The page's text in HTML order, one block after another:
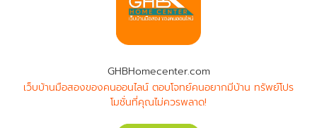
GHBHomecenter.com
เว็บบ้านมือสองของคนออนไลน์ ตอบโจทย์คนอยากมีบ้าน ทรัพย์โปร
โมชั่นที่คุณไม่ควรพลาด!